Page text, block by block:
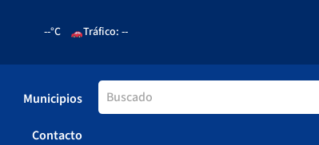
--°C Tráfico: --
Municipios
Contacto